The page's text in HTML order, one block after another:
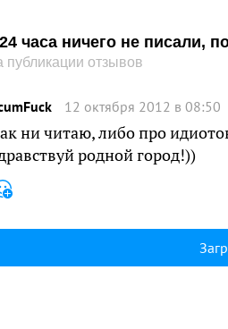
часа ничего не писали,
публикации отзывов
12 октября 2012 в 08:50
ни читаю, либо про
родной город!))